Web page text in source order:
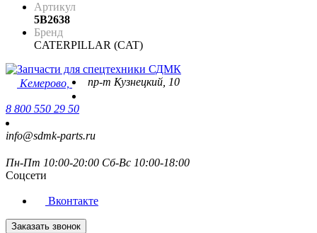
Артикул
5B2638
Бренд
CATERPILLAR (CAT)
Кемерово, пр-т Кузнецкий, 10
8 800 550 29 50
info@sdmk-parts.ru
Пн-Пт 10:00-20:00 Сб-Вс 10:00-18:00
Соцсети
Вконтакте
Заказать звонок